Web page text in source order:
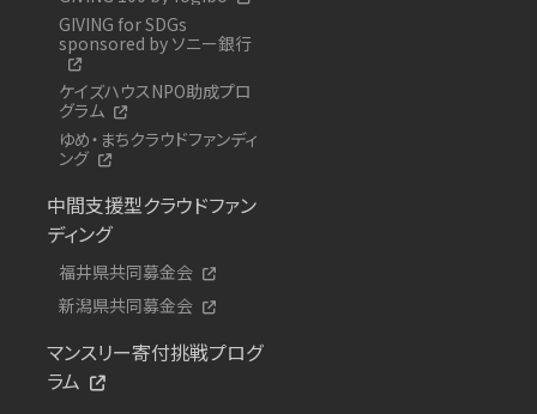
GIVING for SDGs
sponsored by ソニー銀行
ケイズハウスNPO助成プロ
グラム
ゆめ・まちクラウドファンディ
ング
中間支援型クラウドファン
ディング
福井県共同募金会
新潟県共同募金会
マンスリー寄付挑戦プログ
ラム